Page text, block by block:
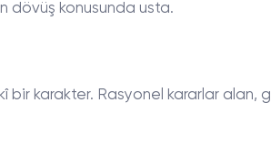
dövüş konusunda usta.
bir karakter. Rasyonel kararlar alan,